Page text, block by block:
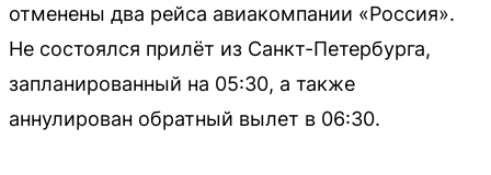
отменены два рейса авиакомпании «Россия».
Не состоялся прилёт из Санкт-Петербурга,
запланированный на 05:30, а также
аннулирован обратный вылет в 06:30.